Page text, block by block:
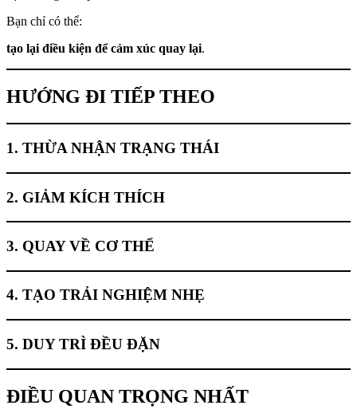
Bạn chỉ có thể:
tạo lại điều kiện để cảm xúc quay lại.
HƯỚNG ĐI TIẾP THEO
1. THỪA NHẬN TRẠNG THÁI
2. GIẢM KÍCH THÍCH
3. QUAY VỀ CƠ THỂ
4. TẠO TRẢI NGHIỆM NHẸ
5. DUY TRÌ ĐỀU ĐẶN
ĐIỀU QUAN TRỌNG NHẤT